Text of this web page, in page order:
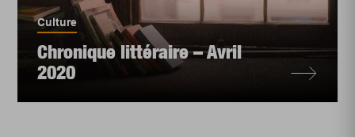
Culture
Chronique littéraire – Avril
2020